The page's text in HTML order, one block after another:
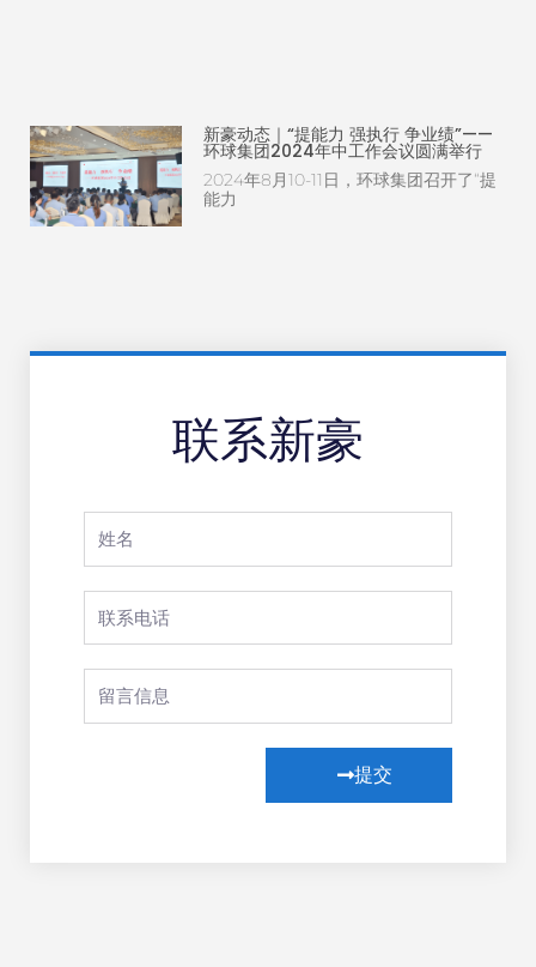
新豪动态｜“提能力 强执行 争业绩”——
环球集团2024年中工作会议圆满举行
2024年8月10-11日，环球集团召开了“提
能力
联系新豪
提交